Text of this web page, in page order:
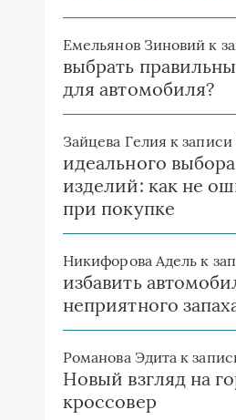
Емельянов Зиновий к
выбрать
для автомобиля?
Зайцева Гелия к записи
идеального
изделий: как не
при покупке
Никифорова Адель к
избавить
неприятного
Романова Эдита к
Новый взгляд на
кроссовер